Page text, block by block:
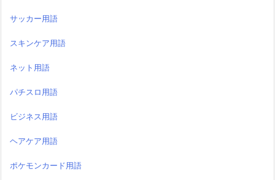
サッカー用語
スキンケア用語
ネット用語
パチスロ用語
ビジネス用語
ヘアケア用語
ポケモンカード用語